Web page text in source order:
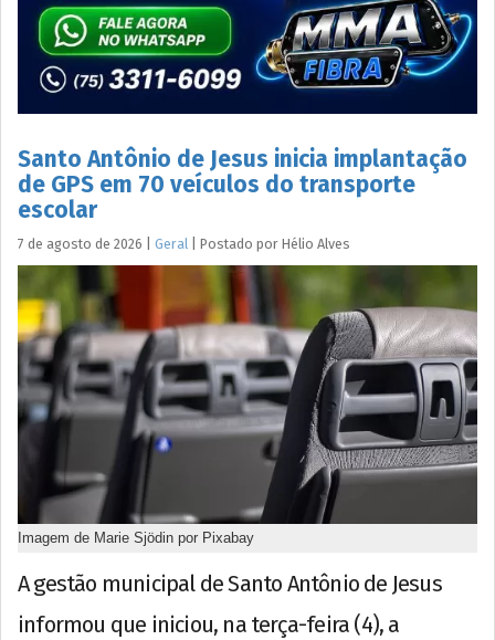
Santo Antônio de Jesus inicia implantação
de GPS em 70 veículos do transporte
escolar
7 de agosto de 2026 Geral Postado por Hélio Alves
Imagem de Marie Sjödin por Pixabay
A gestão municipal de Santo Antônio de Jesus
informou que iniciou, na terça-feira (4), a